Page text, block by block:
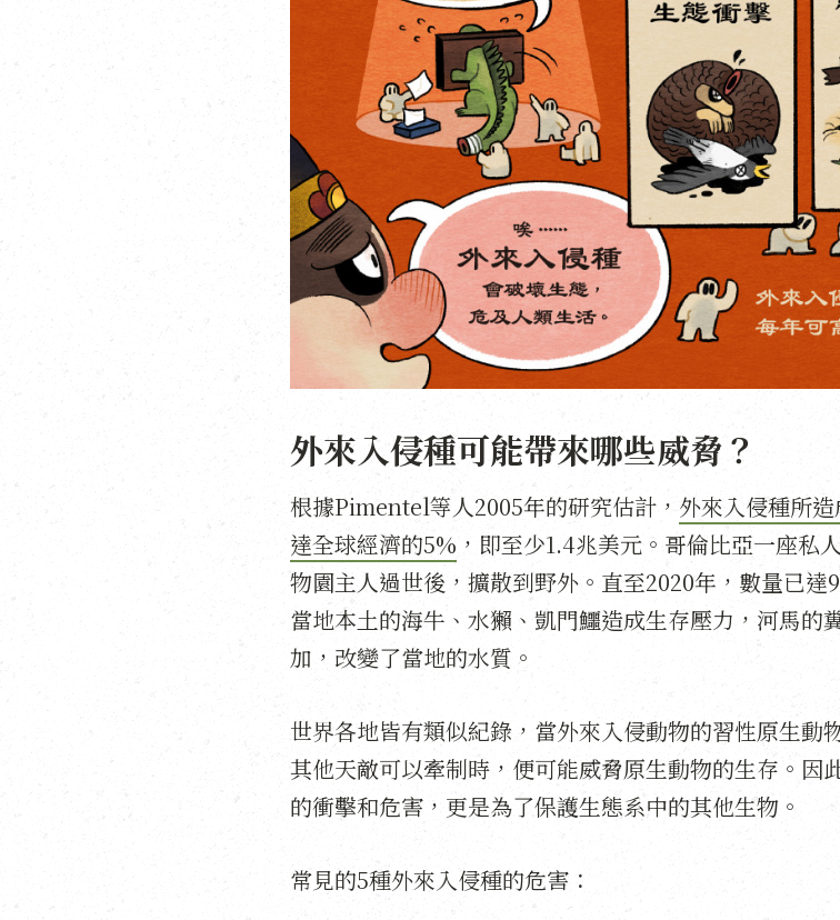
外來入侵種可能帶來哪些威脅？
根據Pimentel等人2005年的研究估計， 外來入侵種所
達全球經濟的5% ，即至少1.4兆美元。哥倫比亞一座私
物園主人過世後，擴散到野外。直至2020年，數量已
當地本土的海牛、水獺、凱門鱷造成生存壓力，河馬的
加，改變了當地的水質。
世界各地皆有類似紀錄，當外來入侵動物的習性原生動
其他天敵可以牽制時，便可能威脅原生動物的生存。因
的衝擊和危害，更是為了保護生態系中的其他生物。
常見的5種外來入侵種的危害：